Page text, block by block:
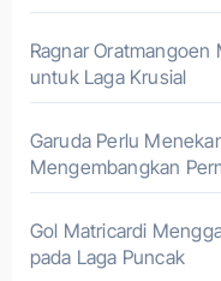
Ragnar
untuk Laga Krusial
Garuda Perlu
Mengembangkan
Gol Matricardi
pada Laga Puncak